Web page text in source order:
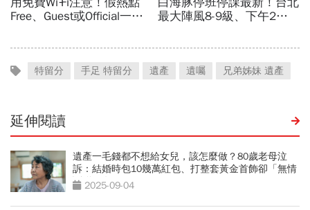
特留分 手足 特留分 遺產 遺囑 兄弟姊妹 遺產
延伸閱讀
遺產一毛錢都不想給女兒，該怎麼做？80歲老母泣
訴：結婚時包10幾萬紅包、打整套黃金首飾卻「無情
斷聯10年」
2025-09-04